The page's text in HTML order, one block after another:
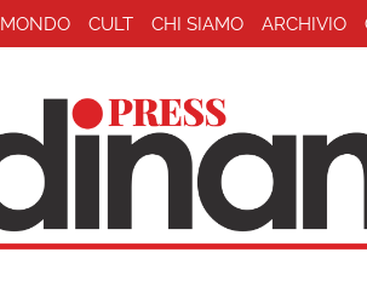
MONDO CULT CHI SIAMO ARCHIVIO